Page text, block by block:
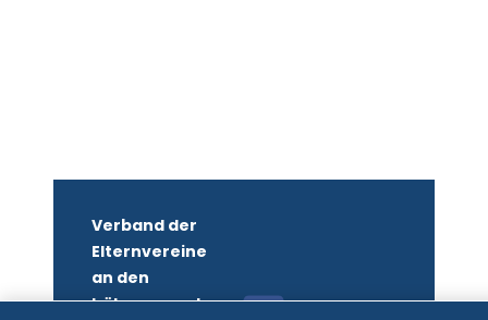
Verband der
Elternvereine
an den
höheren und